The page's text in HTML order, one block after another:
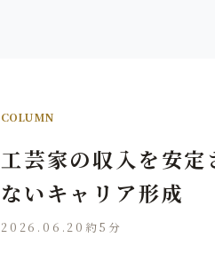
COLUMN
工芸家の収入を安
ないキャリア形成
2026.06.20 約5分